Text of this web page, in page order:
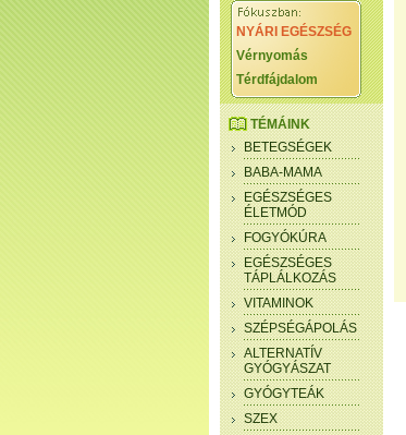
NYÁRI EGÉSZSÉG
Vérnyomás
Térdfájdalom
TÉMÁINK
BETEGSÉGEK
BABA-MAMA
EGÉSZSÉGES
ÉLETMÓD
FOGYÓKÚRA
EGÉSZSÉGES
TÁPLÁLKOZÁS
VITAMINOK
SZÉPSÉGÁPOLÁS
ALTERNATÍV
GYÓGYÁSZAT
GYÓGYTEÁK
SZEX